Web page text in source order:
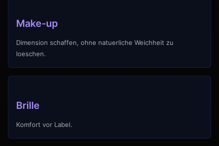
Make-up
Dimension schaffen, ohne natuerliche Weichheit zu
loeschen.
Brille
Komfort vor Label.